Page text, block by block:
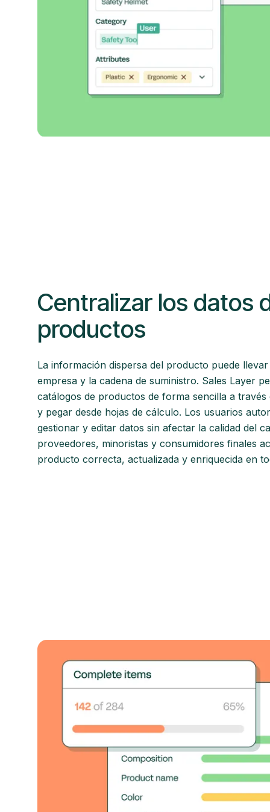
Centralizar los datos
productos
La información dispersa del producto puede
empresa y la cadena de suministro. Sales Layer
catálogos de productos de forma sencilla a
y pegar desde hojas de cálculo. Los usuarios
gestionar y editar datos sin afectar la calidad del
proveedores, minoristas y consumidores finales
producto correcta, actualizada y enriquecida en